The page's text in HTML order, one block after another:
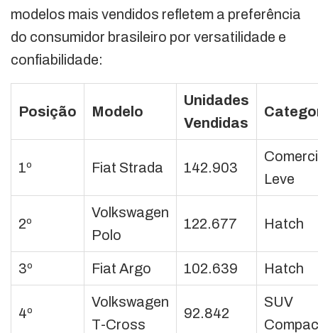
modelos mais vendidos refletem a preferência
do consumidor brasileiro por versatilidade e
confiabilidade:
Posição Modelo
Unidades
Vendidas
1º Fiat Strada 142.903
Leve
2º
Volkswagen
Polo
122.677 Hatch
3º Fiat Argo 102.639 Hatch
4º
Volkswagen
T-Cross
92.842
SUV